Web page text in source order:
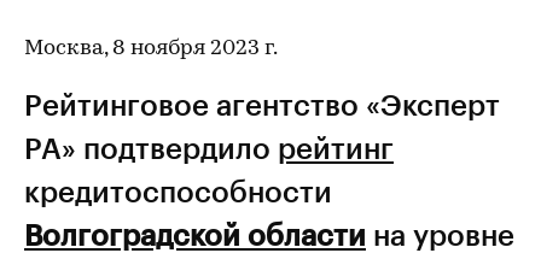
Москва, 8 ноября 2023 г.
Рейтинговое агентство «Эксперт
РА» подтвердило рейтинг
кредитоспособности
Волгоградской области на уровне